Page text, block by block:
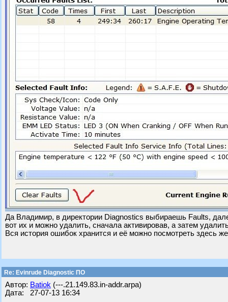
Да Владимир, в директории Diagnostics выбираешь Faults,
вот их и можно удалить, сначала активировав, а затем
Вся история ошибок хранится и её можно посмотреть здесь
Re: Evinrude Diagnostic ПО
Автор: Batiok (---.21.149.83.in-addr.arpa)
Дата: 27-07-13 16:34